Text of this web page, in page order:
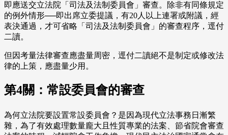
即應送交立法院「司法及法制委員會」審查。除非有同條規定
的例外情形──即出席立委提議，有20人以上連署或附議，經
表決通過，才可省略「司法及法制委員會」的審查程序，逕付
二讀。
但因考量法律審查應盡量周密，逕付二讀絕不是制定或修改法
律的上策，應盡量少用。
第4關：常設委員會的審查
為何立法院要設置常設委員會？是因為現代立法事務日漸繁
雜，為了有效處理數量龐大且性質專業的法案、節省院會審查